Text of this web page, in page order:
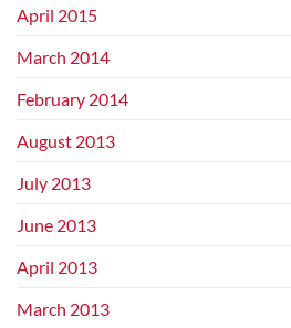
April 2015
March 2014
February 2014
August 2013
July 2013
June 2013
April 2013
March 2013